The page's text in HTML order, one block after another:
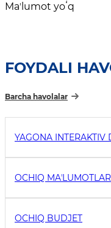
Maʼlumot yoʻq
FOYDALI
Barcha havolalar
YAGONA INTERAKTIV
OCHIQ MAʼLUMOTLAR
OCHIQ BUDJET